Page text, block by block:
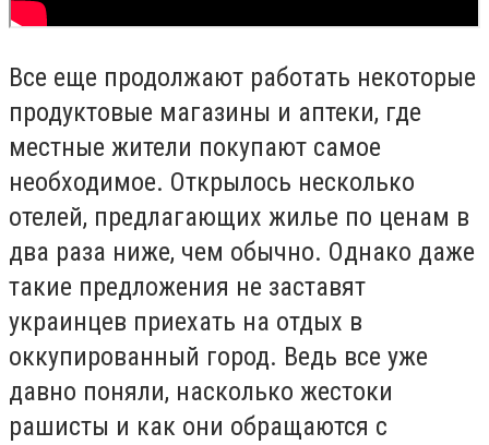
Все еще продолжают работать некоторые
продуктовые магазины и аптеки, где
местные жители покупают самое
необходимое. Открылось несколько
отелей, предлагающих жилье по ценам в
два раза ниже, чем обычно. Однако даже
такие предложения не заставят
украинцев приехать на отдых в
оккупированный город. Ведь все уже
давно поняли, насколько жестоки
рашисты и как они обращаются с